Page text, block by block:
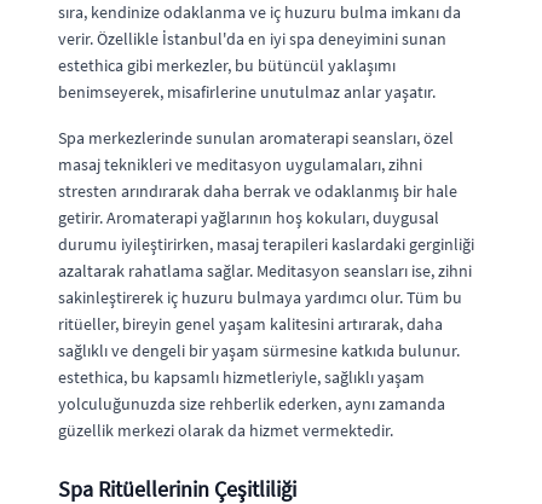
sıra, kendinize odaklanma ve iç huzuru bulma imkanı da
verir. Özellikle İstanbul'da en iyi spa deneyimini sunan
estethica gibi merkezler, bu bütüncül yaklaşımı
benimseyerek, misafirlerine unutulmaz anlar yaşatır.
Spa merkezlerinde sunulan aromaterapi seansları, özel
masaj teknikleri ve meditasyon uygulamaları, zihni
stresten arındırarak daha berrak ve odaklanmış bir hale
getirir. Aromaterapi yağlarının hoş kokuları, duygusal
durumu iyileştirirken, masaj terapileri kaslardaki gerginliği
azaltarak rahatlama sağlar. Meditasyon seansları ise, zihni
sakinleştirerek iç huzuru bulmaya yardımcı olur. Tüm bu
ritüeller, bireyin genel yaşam kalitesini artırarak, daha
sağlıklı ve dengeli bir yaşam sürmesine katkıda bulunur.
estethica, bu kapsamlı hizmetleriyle, sağlıklı yaşam
yolculuğunuzda size rehberlik ederken, aynı zamanda
güzellik merkezi olarak da hizmet vermektedir.
Spa Ritüellerinin Çeşitliliği